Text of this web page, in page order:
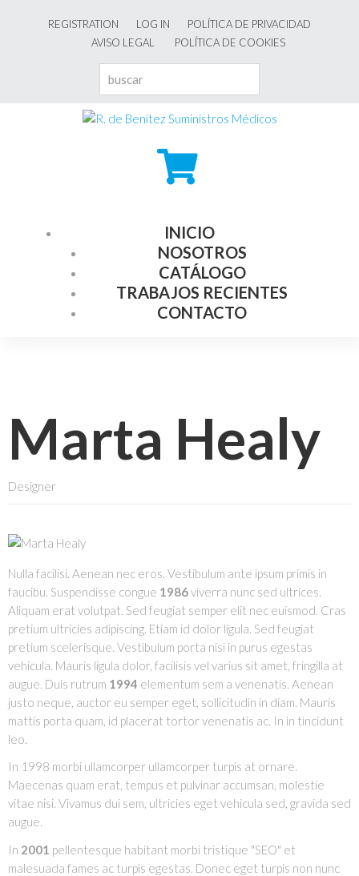
REGISTRATION LOG IN
POLÍTICA DE PRIVACIDAD
AVISO LEGAL
POLÍTICA DE COOKIES
INICIO
NOSOTROS
CATÁLOGO
TRABAJOS RECIENTES
CONTACTO
Marta Healy
Designer
Nulla facilisi. Aenean nec eros. Vestibulum ante ipsum primis in
faucibu. Suspendisse congue 1986viverra nunc sed ultrices.
Aliquam erat volutpat. Sed feugiat semper elit nec euismod. Cras
pretium ultricies adipiscing. Etiam id dolor ligula. Sed feugiat
pretium scelerisque. Vestibulum porta nisi in purus egestas
vehicula. Mauris ligula dolor, facilisis vel varius sit amet, fringilla at
augue. Duis rutrum 1994 elementum sem a venenatis. Aenean
justo neque, auctor eu semper eget, sollicitudin in diam. Mauris
mattis porta quam, id placerat tortor venenatis ac. In in tincidunt
leo.
In 1998 morbi ullamcorper ullamcorper turpis at ornare.
Maecenas quam erat, tempus et pulvinar accumsan, molestie
vitae nisi. Vivamus dui sem, ultricies eget vehicula sed, gravida sed
augue.
In 2001 pellentesque habitant morbi tristique "SEO" et
malesuada fames ac turpis egestas. Donec eget turpis non nunc